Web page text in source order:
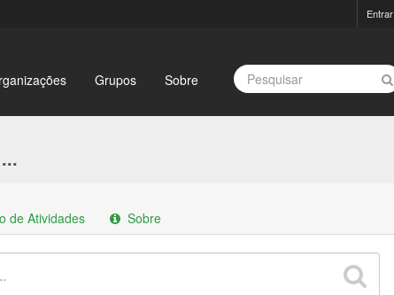
Entrar
Grupos Sobre
de Atividades Sobre